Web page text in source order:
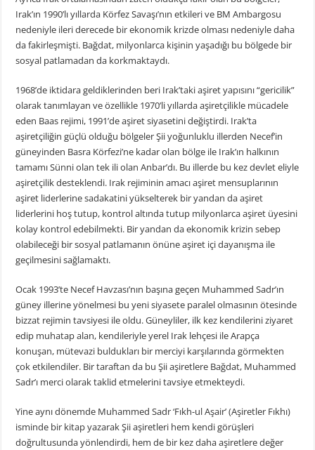
Irak’ın 1990’lı yıllarda Körfez Savaşı’nın etkileri ve BM Ambargosu
nedeniyle ileri derecede bir ekonomik krizde olması nedeniyle daha
da fakirleşmişti. Bağdat, milyonlarca kişinin yaşadığı bu bölgede bir
sosyal patlamadan da korkmaktaydı.
1968’de iktidara geldiklerinden beri Irak’taki aşiret yapısını “gericilik”
olarak tanımlayan ve özellikle 1970’li yıllarda aşiretçilikle mücadele
eden Baas rejimi, 1991’de aşiret siyasetini değiştirdi. Irak’ta
aşiretçiliğin güçlü olduğu bölgeler Şii yoğunluklu illerden Necef’in
güneyinden Basra Körfezi’ne kadar olan bölge ile Irak’ın halkının
tamamı Sünni olan tek ili olan Anbar’dı. Bu illerde bu kez devlet eliyle
aşiretçilik desteklendi. Irak rejiminin amacı aşiret mensuplarının
aşiret liderlerine sadakatini yükselterek bir yandan da aşiret
liderlerini hoş tutup, kontrol altında tutup milyonlarca aşiret üyesini
kolay kontrol edebilmekti. Bir yandan da ekonomik krizin sebep
olabileceği bir sosyal patlamanın önüne aşiret içi dayanışma ile
geçilmesini sağlamaktı.
Ocak 1993’te Necef Havzası’nın başına geçen Muhammed Sadr’ın
güney illerine yönelmesi bu yeni siyasete paralel olmasının ötesinde
bizzat rejimin tavsiyesi ile oldu. Güneyliler, ilk kez kendilerini ziyaret
edip muhatap alan, kendileriyle yerel Irak lehçesi ile Arapça
konuşan, mütevazi buldukları bir merciyi karşılarında görmekten
çok etkilendiler. Bir taraftan da bu Şii aşiretlere Bağdat, Muhammed
Sadr’ı merci olarak taklid etmelerini tavsiye etmekteydi.
Yine aynı dönemde Muhammed Sadr ‘Fıkh-ul Aşair’ (Aşiretler Fıkhı)
isminde bir kitap yazarak Şii aşiretleri hem kendi görüşleri
doğrultusunda yönlendirdi, hem de bir kez daha aşiretlere değer